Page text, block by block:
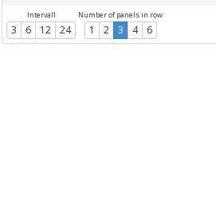
Intervall
3 6 12 24
Number of panels in row
1 2 3 4 6